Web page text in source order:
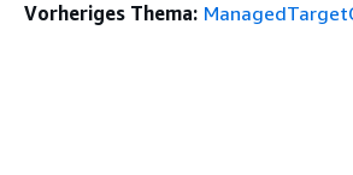
Vorheriges Thema: